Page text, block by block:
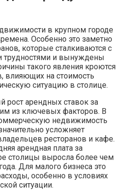
в крупном городе
Особенно это заметно
которые сталкиваются с
и вынуждены
такого явления кроются
влияющих на стоимость
ситуацию в столице.
рост арендных ставок за
из ключевых факторов. В
недвижимость
усложняет
ресторанов и кафе.
арендная плата за
столицы выросла более чем
Для малого бизнеса это
особенно в условиях
ситуации.